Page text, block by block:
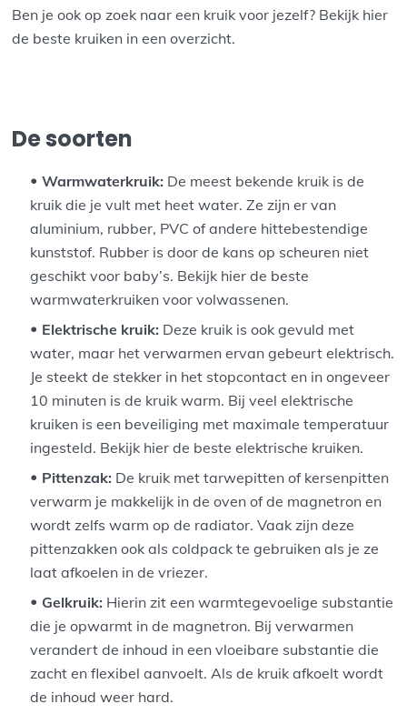
Ben je ook op zoek naar een kruik voor jezelf? Bekijk hier
de beste kruiken in een overzicht.
De soorten
Warmwaterkruik: De meest bekende kruik is de
kruik die je vult met heet water. Ze zijn er van
aluminium, rubber, PVC of andere hittebestendige
kunststof. Rubber is door de kans op scheuren niet
geschikt voor baby’s. Bekijk hier de beste
warmwaterkruiken voor volwassenen.
Elektrische kruik: Deze kruik is ook gevuld met
water, maar het verwarmen ervan gebeurt elektrisch.
Je steekt de stekker in het stopcontact en in ongeveer
10 minuten is de kruik warm. Bij veel elektrische
kruiken is een beveiliging met maximale temperatuur
ingesteld. Bekijk hier de beste elektrische kruiken.
Pittenzak: De kruik met tarwepitten of kersenpitten
verwarm je makkelijk in de oven of de magnetron en
wordt zelfs warm op de radiator. Vaak zijn deze
pittenzakken ook als coldpack te gebruiken als je ze
laat afkoelen in de vriezer.
Gelkruik: Hierin zit een warmtegevoelige substantie
die je opwarmt in de magnetron. Bij verwarmen
verandert de inhoud in een vloeibare substantie die
zacht en flexibel aanvoelt. Als de kruik afkoelt wordt
de inhoud weer hard.